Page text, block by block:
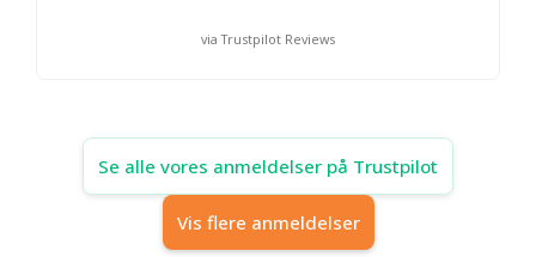
via Trustpilot Reviews
Se alle vores anmeldelser på Trustpilot
Vis flere anmeldelser